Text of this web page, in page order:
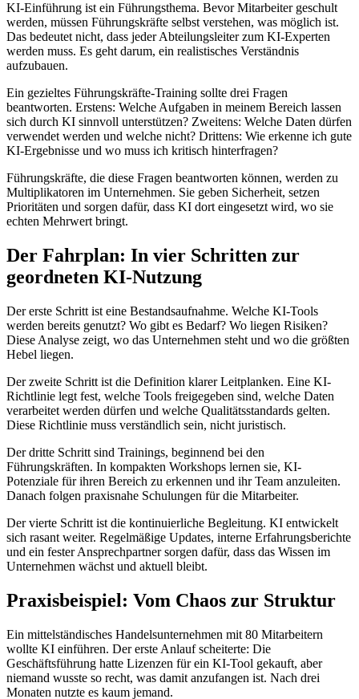
KI-Einführung ist ein Führungsthema. Bevor Mitarbeiter geschult
werden, müssen Führungskräfte selbst verstehen, was möglich ist.
Das bedeutet nicht, dass jeder Abteilungsleiter zum KI-Experten
werden muss. Es geht darum, ein realistisches Verständnis
aufzubauen.
Ein gezieltes Führungskräfte-Training sollte drei Fragen
beantworten. Erstens: Welche Aufgaben in meinem Bereich lassen
sich durch KI sinnvoll unterstützen? Zweitens: Welche Daten dürfen
verwendet werden und welche nicht? Drittens: Wie erkenne ich gute
KI-Ergebnisse und wo muss ich kritisch hinterfragen?
Führungskräfte, die diese Fragen beantworten können, werden zu
Multiplikatoren im Unternehmen. Sie geben Sicherheit, setzen
Prioritäten und sorgen dafür, dass KI dort eingesetzt wird, wo sie
echten Mehrwert bringt.
Der Fahrplan: In vier Schritten zur
geordneten KI-Nutzung
Der erste Schritt ist eine Bestandsaufnahme. Welche KI-Tools
werden bereits genutzt? Wo gibt es Bedarf? Wo liegen Risiken?
Diese Analyse zeigt, wo das Unternehmen steht und wo die größten
Hebel liegen.
Der zweite Schritt ist die Definition klarer Leitplanken. Eine KI-
Richtlinie legt fest, welche Tools freigegeben sind, welche Daten
verarbeitet werden dürfen und welche Qualitätsstandards gelten.
Diese Richtlinie muss verständlich sein, nicht juristisch.
Der dritte Schritt sind Trainings, beginnend bei den
Führungskräften. In kompakten Workshops lernen sie, KI-
Potenziale für ihren Bereich zu erkennen und ihr Team anzuleiten.
Danach folgen praxisnahe Schulungen für die Mitarbeiter.
Der vierte Schritt ist die kontinuierliche Begleitung. KI entwickelt
sich rasant weiter. Regelmäßige Updates, interne Erfahrungsberichte
und ein fester Ansprechpartner sorgen dafür, dass das Wissen im
Unternehmen wächst und aktuell bleibt.
Praxisbeispiel: Vom Chaos zur Struktur
Ein mittelständisches Handelsunternehmen mit 80 Mitarbeitern
wollte KI einführen. Der erste Anlauf scheiterte: Die
Geschäftsführung hatte Lizenzen für ein KI-Tool gekauft, aber
niemand wusste so recht, was damit anzufangen ist. Nach drei
Monaten nutzte es kaum jemand.